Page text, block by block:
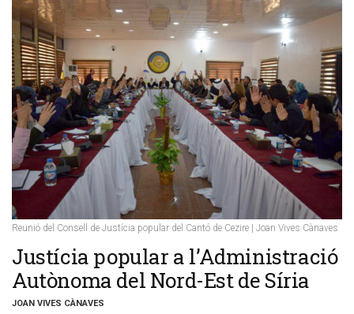
Reunió del Consell de Justícia popular del Cantó de Cezire | Joan Vives Cànaves
Justícia popular a l’Administració
Autònoma del Nord-Est de Síria
JOAN VIVES CÀNAVES